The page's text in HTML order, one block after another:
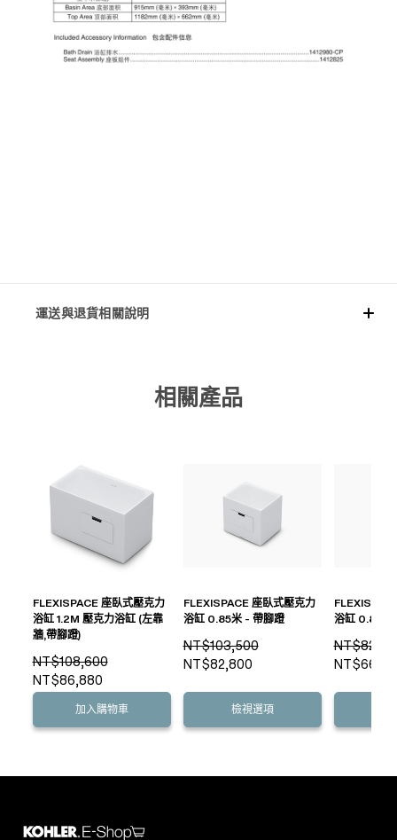
運送與退貨相關說明
相關產品
FLEXISPACE 座臥式壓克力
浴缸 1.2M 壓克力浴缸 (左靠
牆,帶腳蹬)
NT$108,600
NT$86,880
加入購物車
FLEXISPACE 座臥式壓克力
浴缸 0.85米 - 帶腳蹬
NT$103,500
NT$82,800
檢視選項
浴缸 0.85米